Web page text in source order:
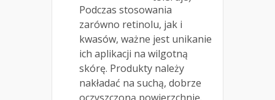
Podczas stosowania
zarówno retinolu, jak i
kwasów, ważne jest unikanie
ich aplikacji na wilgotną
skórę. Produkty należy
nakładać na suchą, dobrze